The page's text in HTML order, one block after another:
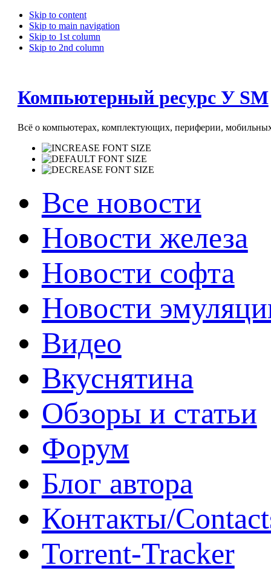
Skip to content
Skip to main navigation
Skip to 1st column
Skip to 2nd column
Компьютерный ресурс У SM
Всё о компьютерах, комплектующих, периферии, мобильных
Все новости
Новости железа
Новости софта
Новости
Видео
Вкуснятина
Обзоры и статьи
Форум
Блог автора
Контакты/
Torrent-Tracker